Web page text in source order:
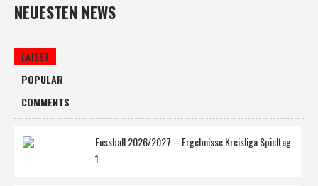
NEUESTEN NEWS
LATEST
POPULAR
COMMENTS
Fussball 2026/2027 – Ergebnisse Kreisliga Spieltag
1